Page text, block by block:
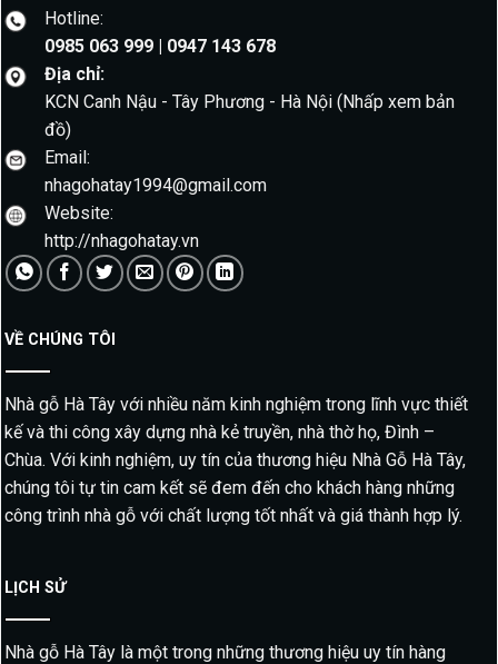
Hotline:
0985 063 999 | 0947 143 678
Địa chỉ:
KCN Canh Nậu - Tây Phương - Hà Nội (Nhấp xem bản
đồ)
Email:
nhagohatay1994@gmail.com
Website:
http://nhagohatay.vn
VỀ CHÚNG TÔI
Nhà gỗ Hà Tây với nhiều năm kinh nghiệm trong lĩnh vực thiết
kế và thi công xây dựng nhà kẻ truyền, nhà thờ họ, Đình –
Chùa. Với kinh nghiệm, uy tín của thương hiệu Nhà Gỗ Hà Tây,
chúng tôi tự tin cam kết sẽ đem đến cho khách hàng những
công trình nhà gỗ với chất lượng tốt nhất và giá thành hợp lý.
LỊCH SỬ
Nhà gỗ Hà Tây là một trong những thương hiệu uy tín hàng